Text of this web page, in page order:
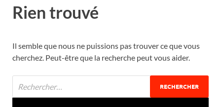
Rien trouvé
Il semble que nous ne puissions pas trouver ce que vous
cherchez. Peut-être que la recherche peut vous aider.